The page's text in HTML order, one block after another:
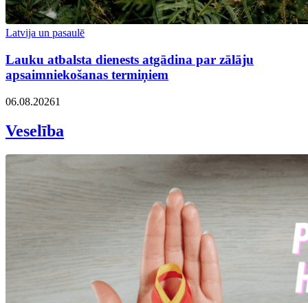
Latvija un pasaulē
Lauku atbalsta dienests atgādina par zālāju
apsaimniekošanas termiņiem
06.08.20261
Veselība